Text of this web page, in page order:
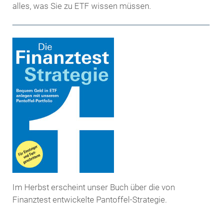
alles, was Sie zu ETF wissen müssen.
Im Herbst erscheint unser Buch über die von
Finanztest entwickelte Pantoffel-Strategie.